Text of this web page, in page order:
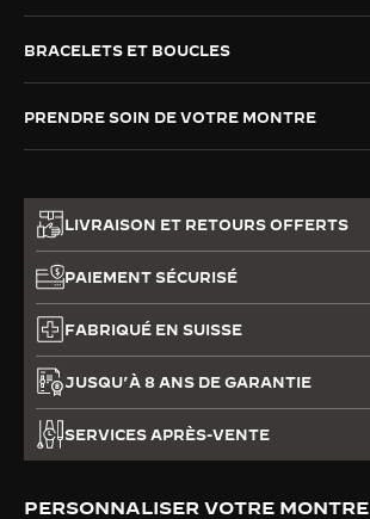
BRACELETS ET BOUCLES
PRENDRE SOIN DE VOTRE MONTRE
LIVRAISON ET RETOURS OFFERTS
PAIEMENT SÉCURISÉ
FABRIQUÉ EN SUISSE
JUSQU’À 8 ANS DE GARANTIE
SERVICES APRÈS-VENTE
PERSONNALISER VOTRE MONTRE